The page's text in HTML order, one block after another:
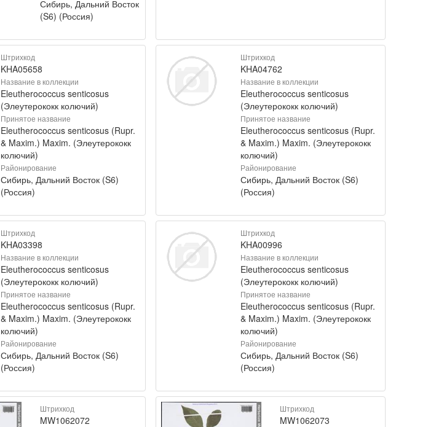
Сибирь, Дальний Восток
(S6) (Россия)
Штрихкод
KHA05658
Название в коллекции
Eleutherococcus senticosus
(Элеутерококк колючий)
Принятое название
Eleutherococcus senticosus (Rupr.
& Maxim.) Maxim. (Элеутерококк
колючий)
Районирование
Сибирь, Дальний Восток (S6)
(Россия)
Штрихкод
KHA04762
Название в коллекции
Eleutherococcus senticosus
(Элеутерококк колючий)
Принятое название
Eleutherococcus senticosus (Rupr.
& Maxim.) Maxim. (Элеутерококк
колючий)
Районирование
Сибирь, Дальний Восток (S6)
(Россия)
Штрихкод
KHA03398
Название в коллекции
Eleutherococcus senticosus
(Элеутерококк колючий)
Принятое название
Eleutherococcus senticosus (Rupr.
& Maxim.) Maxim. (Элеутерококк
колючий)
Районирование
Сибирь, Дальний Восток (S6)
(Россия)
Штрихкод
KHA00996
Название в коллекции
Eleutherococcus senticosus
(Элеутерококк колючий)
Принятое название
Eleutherococcus senticosus (Rupr.
& Maxim.) Maxim. (Элеутерококк
колючий)
Районирование
Сибирь, Дальний Восток (S6)
(Россия)
Штрихкод
MW1062072
Штрихкод
MW1062073